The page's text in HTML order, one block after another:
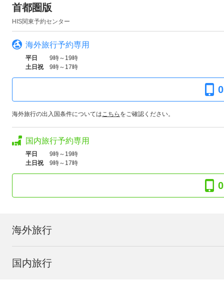
首都圏版
HIS関東予約センター
海外旅行予約専用
平日
9時～19時
土日祝
9時～17時
海外旅行の出入国条件についてはこちら をご確認ください。
国内旅行予約専用
平日
9時～19時
土日祝
9時～17時
海外旅行
国内旅行